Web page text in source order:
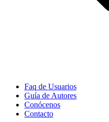
Faq de Usuarios
Guía de Autores
Conócenos
Contacto